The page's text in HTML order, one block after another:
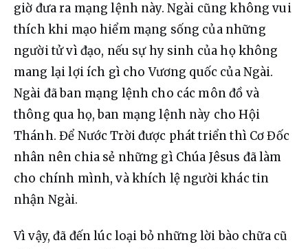
giờ đưa ra mạng lệnh này. Ngài cũng không vui
thích khi mạo hiểm mạng sống của những
người tử vì đạo, nếu sự hy sinh của họ không
mang lại lợi ích gì cho Vương quốc của Ngài.
Ngài đã ban mạng lệnh cho các môn đồ và
thông qua họ, ban mạng lệnh này cho Hội
Thánh. Để Nước Trời được phát triển thì Cơ Đốc
nhân nên chia sẻ những gì Chúa Jêsus đã làm
cho chính mình, và khích lệ người khác tin
nhận Ngài.
Vì vậy, đã đến lúc loại bỏ những lời bào chữa cũ